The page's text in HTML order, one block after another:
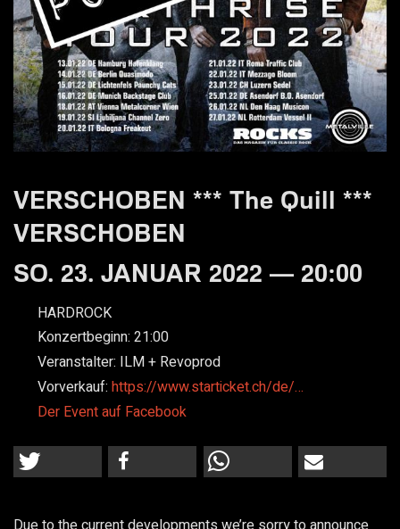
VERSCHOBEN *** The Quill ***
VERSCHOBEN
SO. 23. JANUAR 2022 — 20:00
HARDROCK
Konzertbeginn: 21:00
Veranstalter: ILM + Revoprod
Vorverkauf: https://www.starticket.ch/de/…
Der Event auf Facebook